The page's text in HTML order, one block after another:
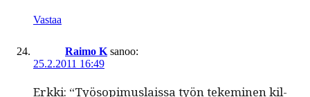
Vastaa
Raimo K sanoo:
25.2.2011 16:49
Erk­ki: “Työ­sopimus­lais­sa työn tekem­i­nen kil­